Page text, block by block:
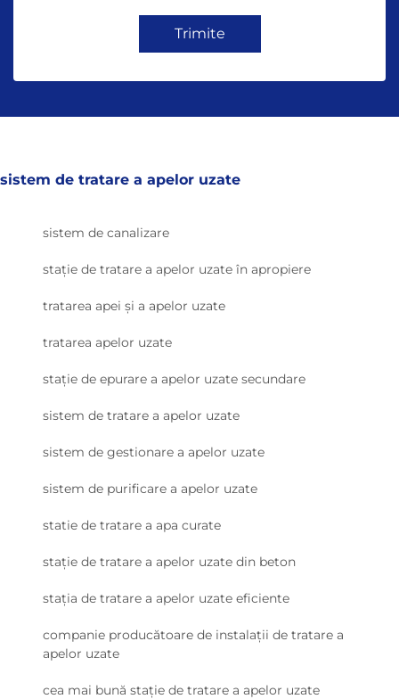
Trimite
sistem de tratare a apelor uzate
sistem de canalizare
stație de tratare a apelor uzate în apropiere
tratarea apei și a apelor uzate
tratarea apelor uzate
stație de epurare a apelor uzate secundare
sistem de tratare a apelor uzate
sistem de gestionare a apelor uzate
sistem de purificare a apelor uzate
statie de tratare a apa curate
stație de tratare a apelor uzate din beton
stația de tratare a apelor uzate eficiente
companie producătoare de instalații de tratare a
apelor uzate
cea mai bună stație de tratare a apelor uzate